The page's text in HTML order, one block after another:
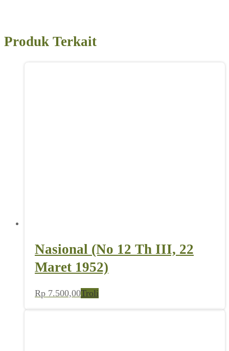
Produk Terkait
Nasional (No 12 Th III, 22
Maret 1952)
Rp 7.500,00Troli